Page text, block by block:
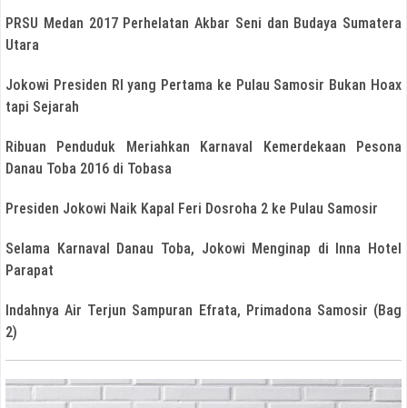
PRSU Medan 2017 Perhelatan Akbar Seni dan Budaya Sumatera
Utara
Jokowi Presiden RI yang Pertama ke Pulau Samosir Bukan Hoax
tapi Sejarah
Ribuan Penduduk Meriahkan Karnaval Kemerdekaan Pesona
Danau Toba 2016 di Tobasa
Presiden Jokowi Naik Kapal Feri Dosroha 2 ke Pulau Samosir
Selama Karnaval Danau Toba, Jokowi Menginap di Inna Hotel
Parapat
Indahnya Air Terjun Sampuran Efrata, Primadona Samosir (Bag
2)